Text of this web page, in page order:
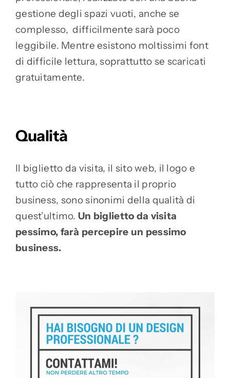
gestione degli spazi vuoti, anche se
complesso, difficilmente sarà poco
leggibile. Mentre esistono moltissimi font
di difficile lettura, soprattutto se scaricati
gratuitamente.
Qualità
Il biglietto da visita, il sito web, il logo e
tutto ciò che rappresenta il proprio
business, sono sinonimi della qualità di
quest’ultimo. Un biglietto da visita
pessimo, farà percepire un pessimo
business.